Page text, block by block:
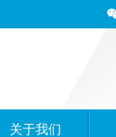
关于我们